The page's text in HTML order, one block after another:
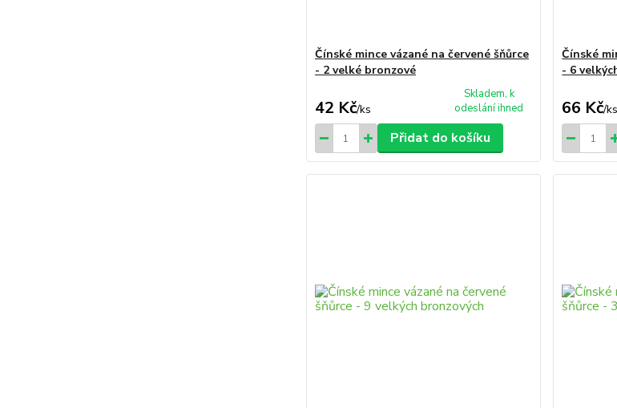
Čínské mince vázané na červené šňůrce
- 2 velké bronzové
42 Kč/ks
Skladem, k
odeslání ihned
Přidat do košíku
Čínské
- 6
66 Kč/ks